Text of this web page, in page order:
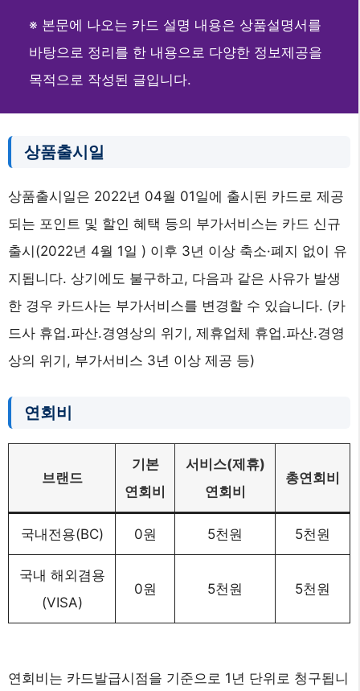
※ 본문에 나오는 카드 설명 내용은 상품설명서를
바탕으로 정리를 한 내용으로 다양한 정보제공을
목적으로 작성된 글입니다.
상품출시일
상품출시일은 2022년 04월 01일에 출시된 카드로 제공
되는 포인트 및 할인 혜택 등의 부가서비스는 카드 신규
출시(2022년 4월 1일 ) 이후 3년 이상 축소·폐지 없이 유
지됩니다. 상기에도 불구하고, 다음과 같은 사유가 발생
한 경우 카드사는 부가서비스를 변경할 수 있습니다. (카
드사 휴업.파산.경영상의 위기, 제휴업체 휴업.파산.경영
상의 위기, 부가서비스 3년 이상 제공 등)
연회비
브랜드
기본
연회비
서비스(제휴)
연회비
총연회비
국내전용(BC) 0원 5천원 5천원
국내 해외겸용
(VISA)
0원 5천원 5천원
연회비는 카드발급시점을 기준으로 1년 단위로 청구됩니